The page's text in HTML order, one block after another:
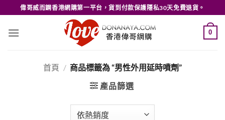
to
content
偉哥威而鋼香港網購第一平台，貨到付款保護隱私30天免費退貨。
0
首頁 / 商品標籤為 “男性外用延時噴劑”
產品篩選